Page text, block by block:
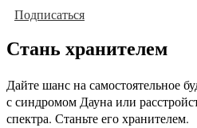
Подписаться
Стань хранителем
Дайте шанс на самостоятельное
с синдромом Дауна или
спектра. Станьте его хранителем.